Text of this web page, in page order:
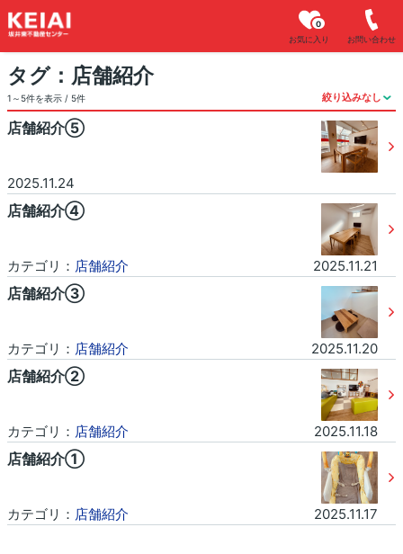
お気に入り
0
お問い合わせ
タグ：店舗紹介
1～5件を表示 / 5件
店舗紹介⑤
2025.11.24
店舗紹介④
カテゴリ： 店舗紹介 2025.11.21
店舗紹介③
カテゴリ： 店舗紹介 2025.11.20
店舗紹介②
カテゴリ： 店舗紹介 2025.11.18
店舗紹介①
カテゴリ： 店舗紹介 2025.11.17